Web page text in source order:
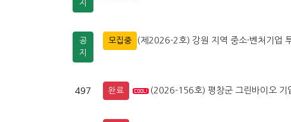
지
공
지
모집중 (제2026-2호) 강원 지역 중소·벤처기업
497 완료 (2026-156호) 평창군 그린바이오 기